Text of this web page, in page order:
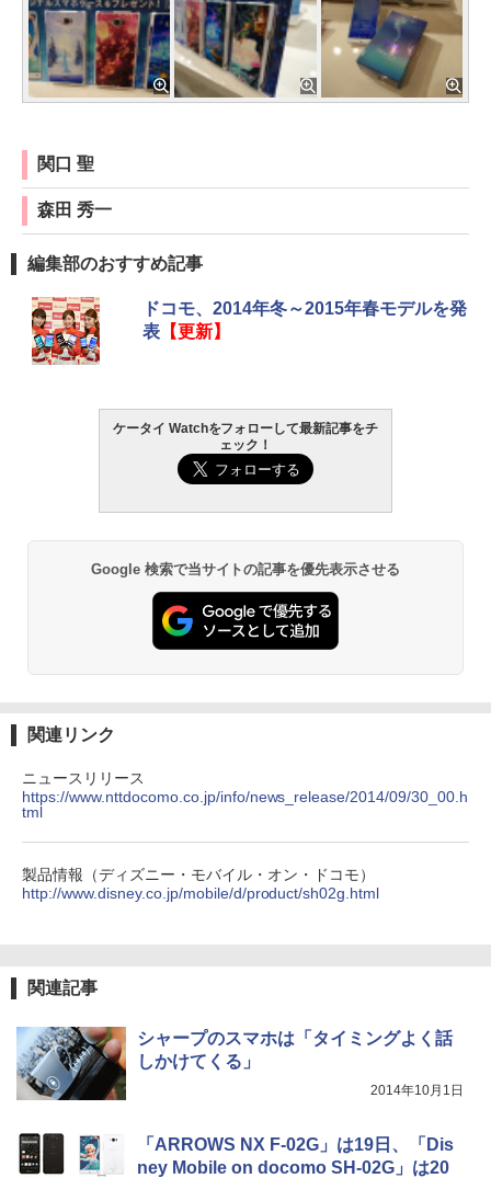
関口 聖
森田 秀一
編集部のおすすめ記事
ドコモ、2014年冬～2015年春モデルを発
表【更新】
ケータイ Watchをフォローして最新記事をチ
ェック！
Google 検索で当サイトの記事を優先表示させる
関連リンク
ニュースリリース
https://www.nttdocomo.co.jp/info/news_release/2014/09/30_00.h
tml
製品情報（ディズニー・モバイル・オン・ドコモ）
http://www.disney.co.jp/mobile/d/product/sh02g.html
関連記事
シャープのスマホは「タイミングよく話
しかけてくる」
2014年10月1日
「ARROWS NX F-02G」は19日、「Dis
ney Mobile on docomo SH-02G」は20